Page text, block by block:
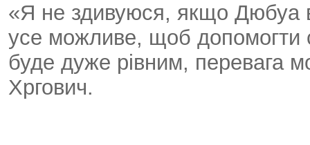
«Я не здивуюся, якщо Дюбуа
усе можливе, щоб допомогти
буде дуже рівним, перевага
Хргович.